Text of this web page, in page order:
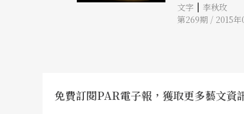
文字 | 李秋玫
第269期 / 2015年
免費訂閱PAR電子報，獲取更多藝文資